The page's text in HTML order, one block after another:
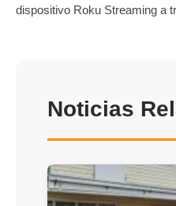
dispositivo Roku Streaming a
Noticias